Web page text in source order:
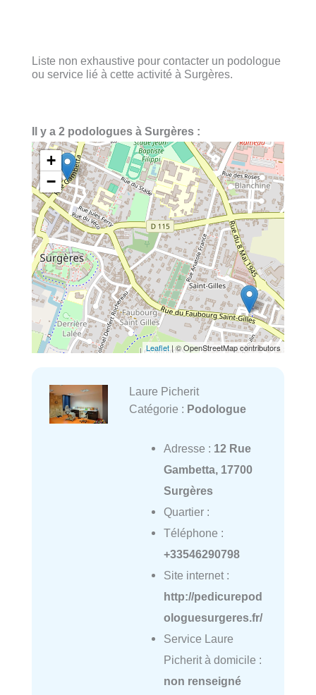
Liste non exhaustive pour contacter un podologue
ou service lié à cette activité à Surgères.
Il y a 2 podologues à Surgères :
+
−
Leaflet| © OpenStreetMap contributors
Laure Picherit
Catégorie : Podologue
Adresse : 12 Rue
Gambetta, 17700
Surgères
Quartier :
Téléphone :
+33546290798
Site internet :
http://pedicurepod
ologuesurgeres.fr/
Service Laure
Picherit à domicile :
non renseigné